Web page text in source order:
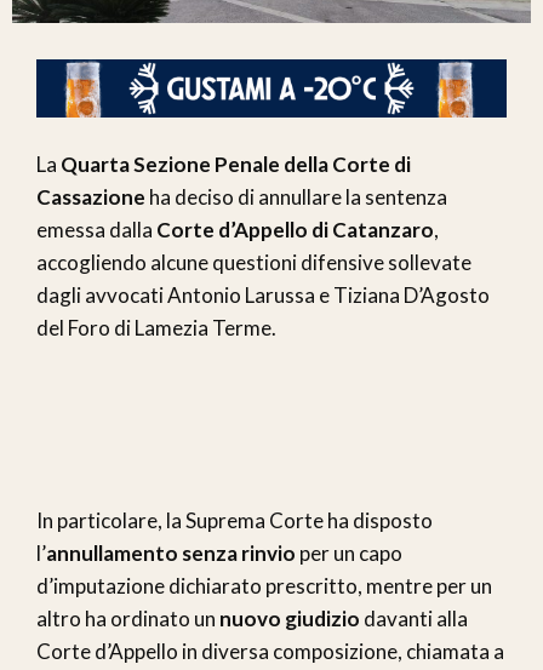
La Quarta Sezione Penale della Corte di
Cassazione ha deciso di annullare la sentenza
emessa dalla Corte d’Appello di Catanzaro,
accogliendo alcune questioni difensive sollevate
dagli avvocati Antonio Larussa e Tiziana D’Agosto
del Foro di Lamezia Terme.
In particolare, la Suprema Corte ha disposto
l’annullamento senza rinvio per un capo
d’imputazione dichiarato prescritto, mentre per un
altro ha ordinato un nuovo giudizio davanti alla
Corte d’Appello in diversa composizione, chiamata a